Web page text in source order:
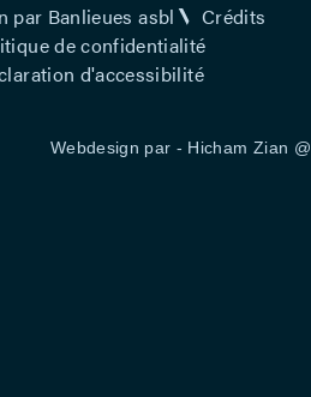
par Banlieues asbl
Crédits
de confidentialité
d'accessibilité
Webdesign par - Hicham Zian @